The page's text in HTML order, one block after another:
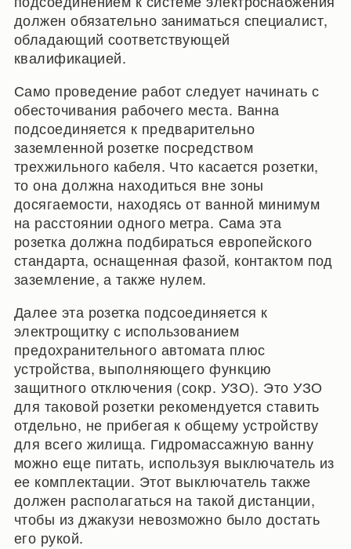
должен обязательно заниматься специалист,
обладающий соответствующей
квалификацией.
Само проведение работ следует начинать с
обесточивания рабочего места. Ванна
подсоединяется к предварительно
заземленной розетке посредством
трехжильного кабеля. Что касается розетки,
то она должна находиться вне зоны
досягаемости, находясь от ванной минимум
на расстоянии одного метра. Сама эта
розетка должна подбираться европейского
стандарта, оснащенная фазой, контактом под
заземление, а также нулем.
Далее эта розетка подсоединяется к
электрощитку с использованием
предохранительного автомата плюс
устройства, выполняющего функцию
защитного отключения (сокр. УЗО). Это УЗО
для таковой розетки рекомендуется ставить
отдельно, не прибегая к общему устройству
для всего жилища. Гидромассажную ванну
можно еще питать, используя выключатель из
ее комплектации. Этот выключатель также
должен располагаться на такой дистанции,
чтобы из джакузи невозможно было достать
его рукой.